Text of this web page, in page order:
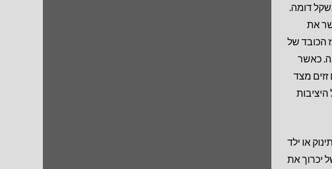
דומה.
את
הכובד של
כאשר
זזים מצד
או ילד
יכרוך את